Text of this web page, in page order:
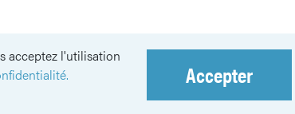
acceptez l'utilisation
Accepter